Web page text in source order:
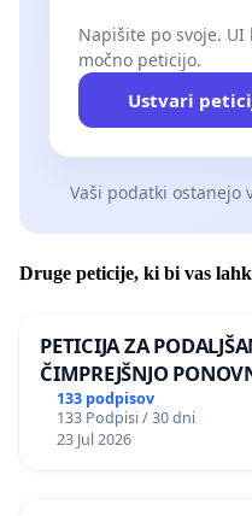
Napišite po svoje.
močno peticijo.
Ustvari
Vaši podatki ostanejo
Druge peticije, ki bi vas
PETICIJA ZA
ČIMPREJŠNJO
BERNARDA
REPUBLIKE
133 podpisov
133 Podpisi / 30 dni
23 Jul 2026